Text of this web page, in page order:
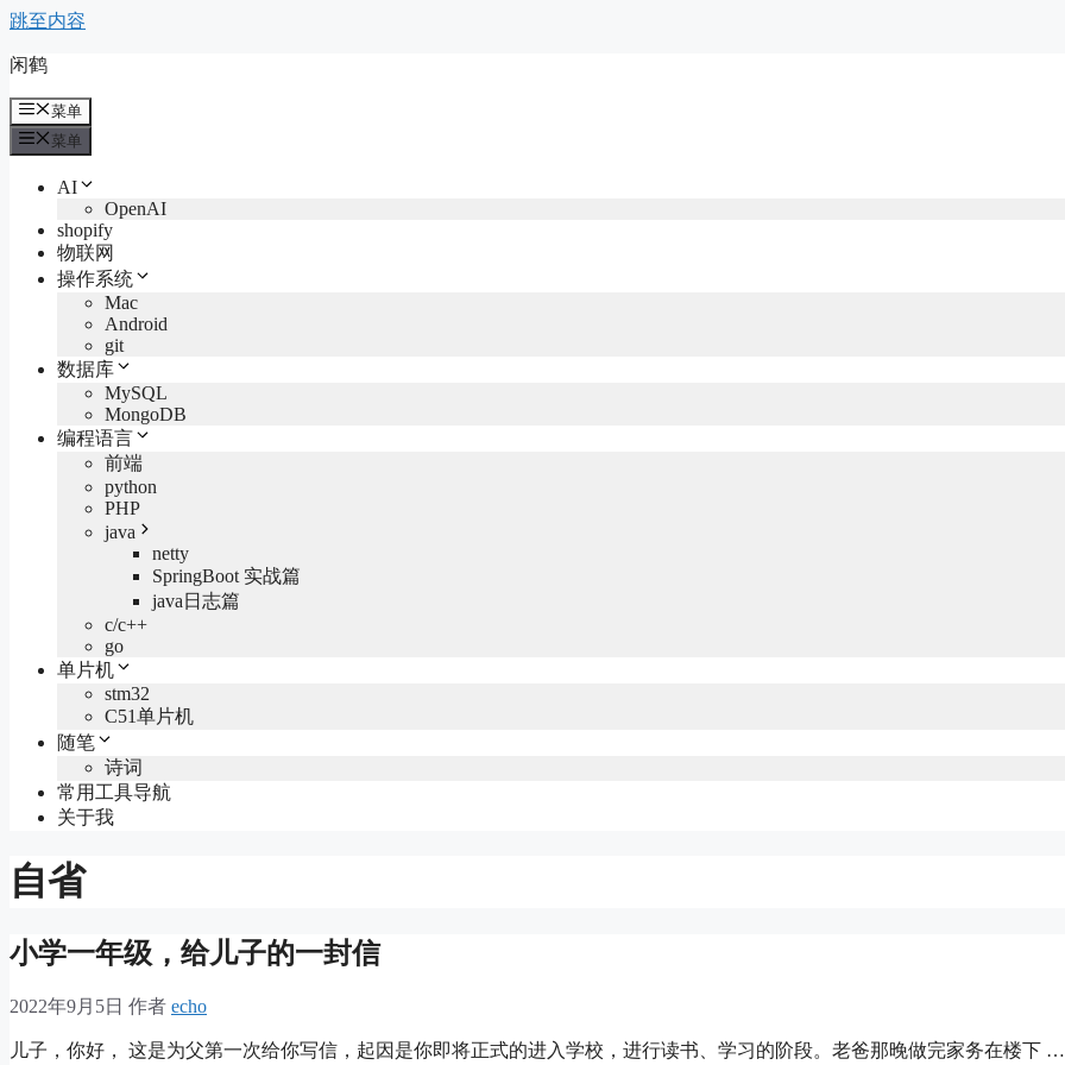
跳至内容
闲鹤
菜单
菜单
AI
OpenAI
shopify
物联网
操作系统
Mac
Android
git
数据库
MySQL
MongoDB
编程语言
前端
python
PHP
java
netty
SpringBoot 实战篇
java日志篇
c/c++
go
单片机
stm32
C51单片机
随笔
诗词
常用工具导航
关于我
自省
小学一年级，给儿子的一封信
2022年9月5日 作者 echo
儿子，你好， 这是为父第一次给你写信，起因是你即将正式的进入学校，进行读书、学习的阶段。老爸那晚做完家务在楼下